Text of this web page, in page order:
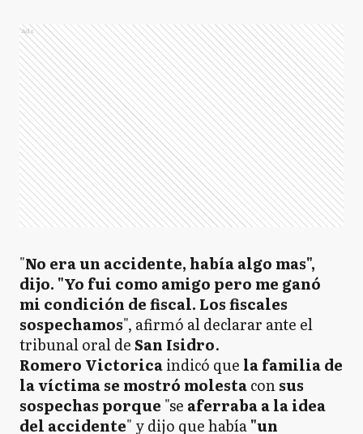
Ads
"No era un accidente, había algo mas",
dijo. "Yo fui como amigo pero me ganó
mi condición de fiscal. Los fiscales
sospechamos", afirmó al declarar ante el
tribunal oral deSan Isidro.
Romero Victoricaindicó que la familia de
la víctima se mostró molestaconsus
sospechas porque "se aferraba a la idea
del accidente" y dijo que había"un